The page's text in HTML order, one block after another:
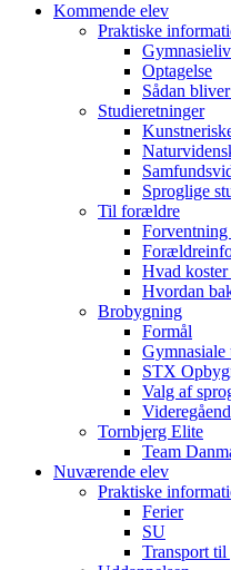
Kommende elev
Praktiske
Optagelse
Sådan
Studieretninger
Sproglige
Til forældre
Hvad koster
Hvordan
Brobygning
Formål
Gymnasiale
STX
Valg af
Tornbjerg Elite
Team
Nuværende elev
Praktiske
Ferier
SU
Transport til